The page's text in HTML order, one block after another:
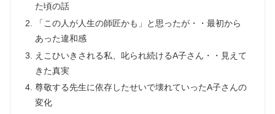
た頃の話
「この人が人生の師匠かも」と思ったが・・最初から
あった違和感
えこひいきされる私、叱られ続けるA子さん・・見えて
きた真実
尊敬する先生に依存したせいで壊れていったA子さんの
変化